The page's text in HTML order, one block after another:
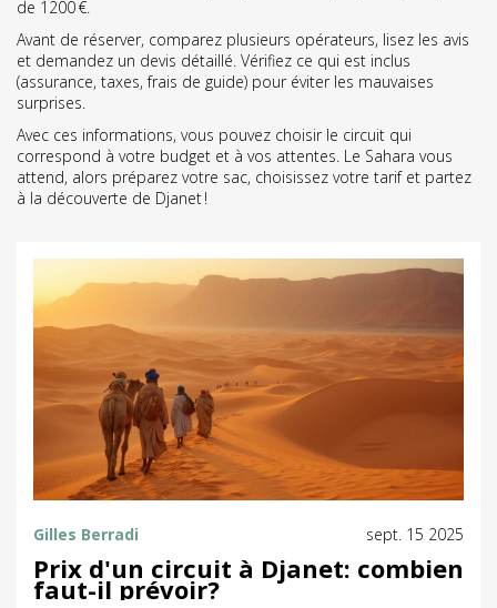
de 1200 €.
Avant de réserver, comparez plusieurs opérateurs, lisez les avis
et demandez un devis détaillé. Vérifiez ce qui est inclus
(assurance, taxes, frais de guide) pour éviter les mauvaises
surprises.
Avec ces informations, vous pouvez choisir le circuit qui
correspond à votre budget et à vos attentes. Le Sahara vous
attend, alors préparez votre sac, choisissez votre tarif et partez
à la découverte de Djanet !
Gilles Berradi sept. 15 2025
Prix d'un circuit à Djanet: combien
faut-il prévoir?